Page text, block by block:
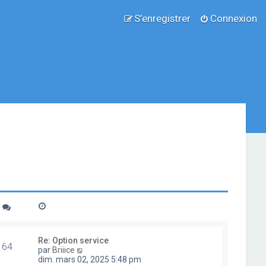
Connexion
S’enregistrer
64
Re: Option service
par Briiice
o
dim. mars 02, 2025 5:48 pm